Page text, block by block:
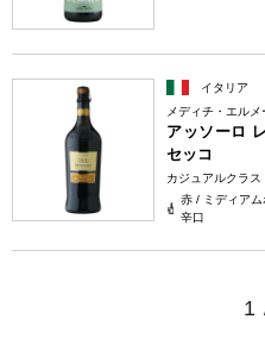
イタリア
メディチ・エルメ
アッソーロ
セッコ
カジュアルクラス
赤 / ミディア
辛口
1